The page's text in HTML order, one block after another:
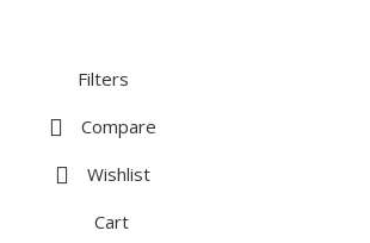
Filters
Compare
Wishlist
Cart